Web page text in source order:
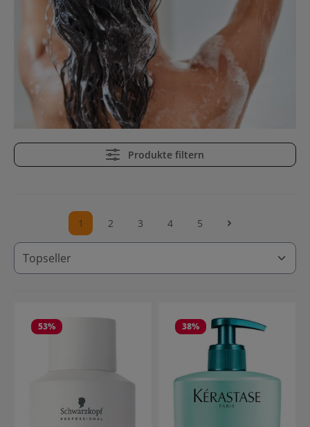
Produkte filtern
Seite
1 Seite
2 Seite
3 Seite
4 Seite
5
53% 38%